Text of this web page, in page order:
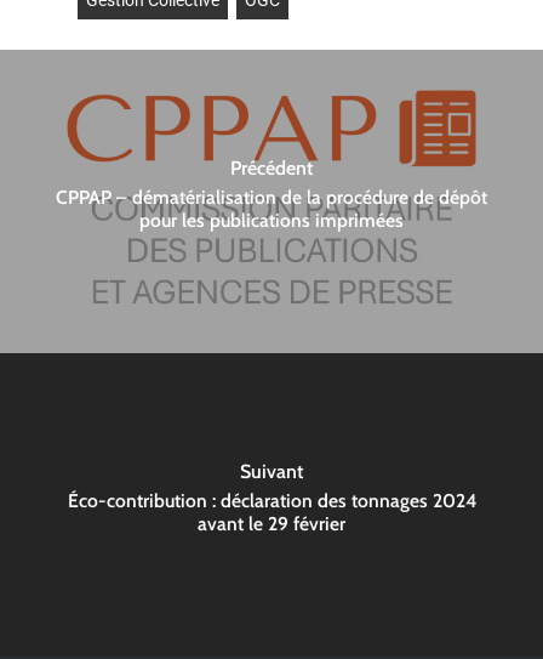
Précédent
CPPAP – dématérialisation de la procédure de dépôt
pour les publications imprimées
Suivant
Éco-contribution : déclaration des tonnages 2024
avant le 29 février